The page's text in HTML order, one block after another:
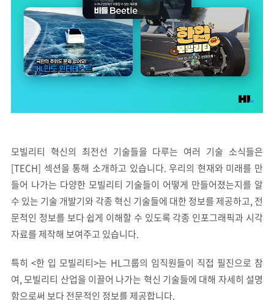
모빌리티 혁신의 최전선 기술들을 다루는 여러 기술 소식들은
[TECH] 섹션을 통해 소개하고 있습니다. 우리의 현재와 미래를 만
들어 나가는 다양한 모빌리티 기술들이 어떻게 만들어졌는지를 알
수 있는 기술 개발기와 각종 혁신 기술들에 대한 정보를 제공하고, 전
문적인 정보를 보다 쉽게 이해할 수 있도록 각종 인포그래픽과 시각
자료를 제작해 보여주고 있습니다.
특히 <한 입 모빌리티>는 HL그룹의 임직원들이 직접 필진으로 참
여, 모빌리티 산업을 이끌어 나가는 혁신 기술들에 대해 자세히 설명
함으로써 보다 전문적인 정보를 제공합니다.